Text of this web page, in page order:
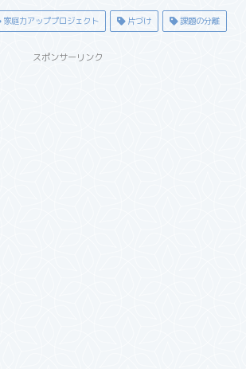
家庭力アッププロジェクト 片づけ 課題の分離
スポンサーリンク